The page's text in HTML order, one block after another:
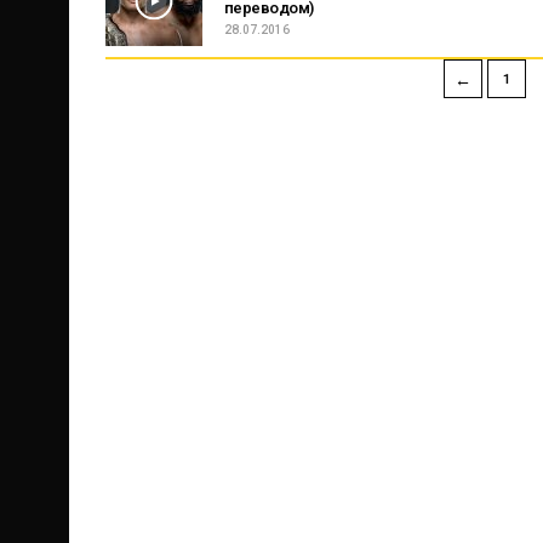
переводом)
28.07.2016
← 1